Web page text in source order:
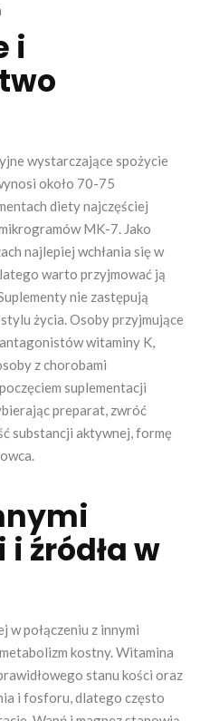
i
wystarczające spożycie
około 70-75
diety najczęściej
MK-7. Jako
najlepiej wchłania się w
warto przyjmować ją
nie zastępują
życia. Osoby przyjmujące
witaminy K,
z chorobami
suplementacji
preparat, zwróć
substancji aktywnej, formę
źródła w
w połączeniu z innymi
kostny. Witamina
stanu kości oraz
i fosforu, dlatego często